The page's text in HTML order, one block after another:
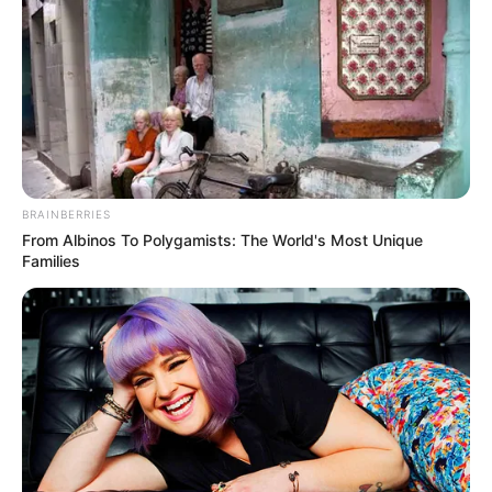
Tóth Vera ismét bebizonyította, hogy nemcsak a
hangjával, hanem a kisugárzásával is képes
BRAINBERRIES
From Albinos To Polygamists: The World's Most Unique
Families